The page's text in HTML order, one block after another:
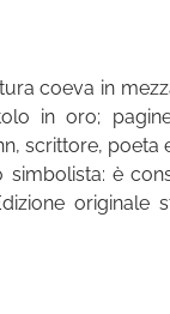
coeva in
in oro; pagine
scrittore, poeta
è
originale